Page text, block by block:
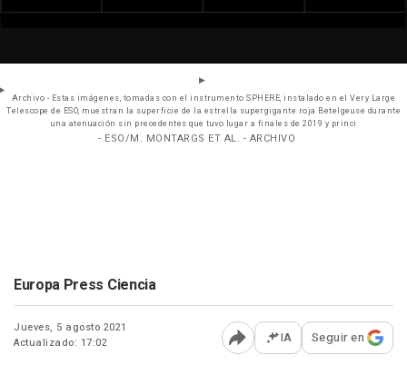
Archivo - Estas imágenes, tomadas con el instrumento SPHERE, instalado en el Very Large
Telescope de ESO, muestran la superficie de la estrella supergigante roja Betelgeuse durante
una atenuación sin precedentes que tuvo lugar a finales de 2019 y princi
- ESO/M. MONTARGS ET AL. - ARCHIVO
Europa Press Ciencia
Jueves, 5 agosto 2021
Actualizado: 17:02
Abrir opciones para
IA Seguir en